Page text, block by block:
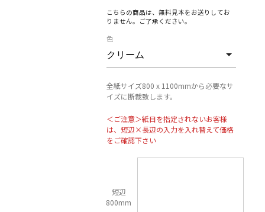
こちらの商品は、無料見本をお送りしてお
りません。ご了承ください。
色
全紙サイズ800 x 1100mmから必要なサ
イズに断裁致します。
＜ご注意＞紙目を指定されないお客様
は、短辺×長辺の入力を入れ替えて価格
をご確認下さい
短辺
800mm